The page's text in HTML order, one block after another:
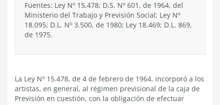
Fuentes: Ley Nº 15,478; D.S. Nº 601, de 1964, del
Ministerio del Trabajo y Previsión Social; Ley Nº
18.095; D.L. Nº 3.500, de 1980; Ley 18.469; D.L. 869,
de 1975.
La Ley Nº 15.478, de 4 de febrero de 1964, incorporó a los
artistas, en general, al régimen previsional de la caja de
Previsión en cuestión, con la obligación de efectuar